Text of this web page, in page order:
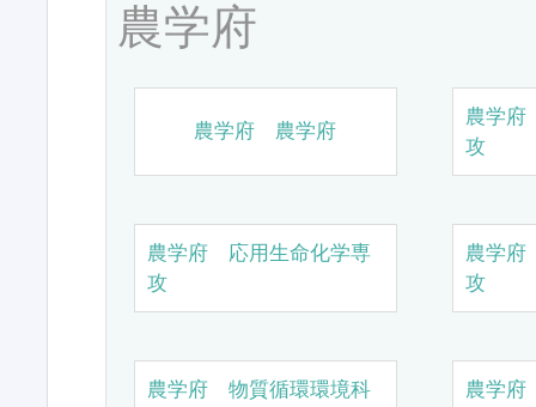
農学府
農学府 農学府
農学
攻
農学府 応用生命化学専
攻
農学
攻
農学府 物質循環環境科
農学